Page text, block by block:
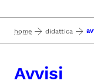
home didattica
Avvisi